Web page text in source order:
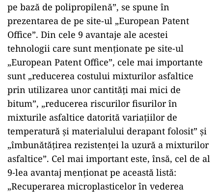
pe bază de polipropilenă”, se spune în
prezentarea de pe site-ul „European Patent
Office”. Din cele 9 avantaje ale acestei
tehnologii care sunt menționate pe site-ul
„European Patent Office”, cele mai importante
sunt „reducerea costului mixturilor asfaltice
prin utilizarea unor cantități mai mici de
bitum”, „reducerea riscurilor fisurilor în
mixturile asfaltice datorită variațiilor de
temperatură și materialului derapant folosit” și
„îmbunătățirea rezistenței la uzură a mixturilor
asfaltice”. Cel mai important este, însă, cel de al
9-lea avantaj menționat pe această listă:
„Recuperarea microplasticelor în vederea